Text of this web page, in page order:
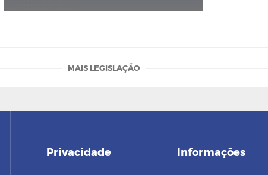
MAIS LEGISLAÇÃO
Privacidade Informações